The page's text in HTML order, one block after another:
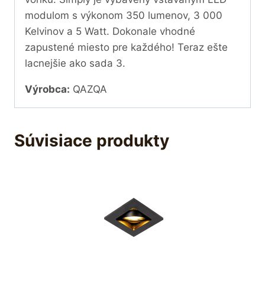
modulom s výkonom 350 lumenov, 3 000
Kelvinov a 5 Watt. Dokonale vhodné
zapustené miesto pre každého! Teraz ešte
lacnejšie ako sada 3.
Výrobca: QAZQA
Súvisiace produkty